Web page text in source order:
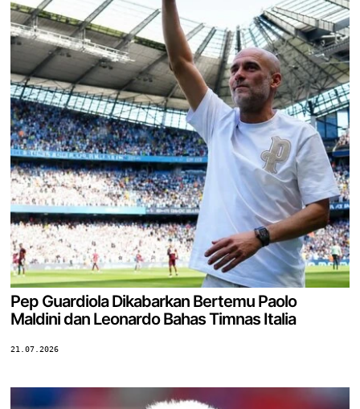
Pep Guardiola Dikabarkan Bertemu Paolo
Maldini dan Leonardo Bahas Timnas Italia
21.07.2026